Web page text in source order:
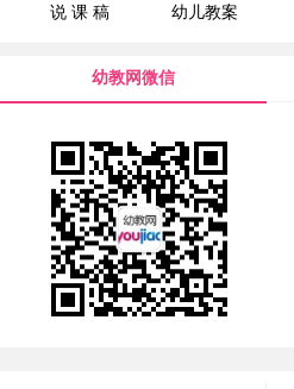
说 课 稿 幼儿教案
幼教网微信